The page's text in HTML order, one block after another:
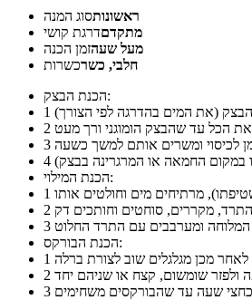
ראשונותסוג המנה
מתקדםדרגת קושי
מעל שעהזמן הכנה
חלבי, כשרכשרות
הכנת הבצק:
1
2
3
4
הכנת המילוי:
1
2
3
הכנת הבורקס:
1
2
3